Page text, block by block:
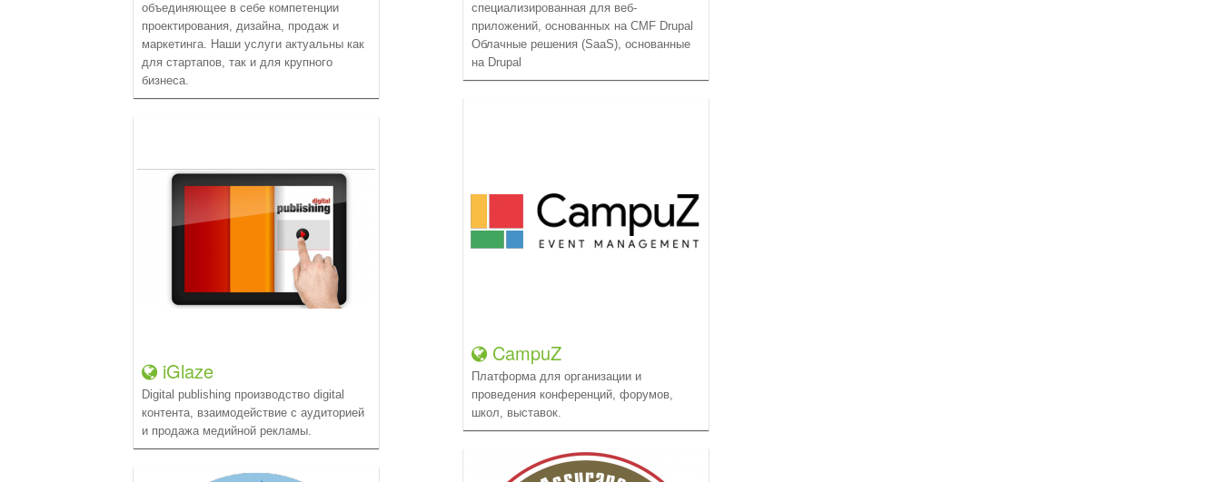
объединяющее в себе компетенции
проектирования, дизайна, продаж и
маркетинга. Наши услуги актуальны как
для стартапов, так и для крупного
бизнеса.
специализированная для веб-
приложений, основанных на CMF Drupal
Облачные решения (SaaS), основанные
на Drupal
CampuZ
Платформа для организации и
проведения конференций, форумов,
школ, выставок.
iGlaze
Digital publishing производство digital
контента, взаимодействие с аудиторией
и продажа медийной рекламы.